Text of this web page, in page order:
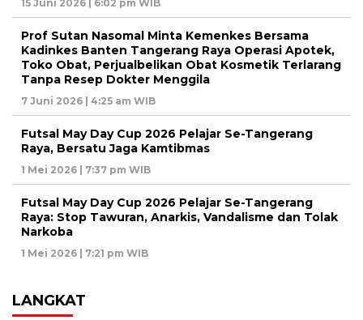
15 Juni 2026 | 6:02 pm WIB
Prof Sutan Nasomal Minta Kemenkes Bersama
Kadinkes Banten Tangerang Raya Operasi Apotek,
Toko Obat, Perjualbelikan Obat Kosmetik Terlarang
Tanpa Resep Dokter Menggila
7 Juni 2026 | 4:25 am WIB
Futsal May Day Cup 2026 Pelajar Se-Tangerang
Raya, Bersatu Jaga Kamtibmas
1 Mei 2026 | 7:37 pm WIB
Futsal May Day Cup 2026 Pelajar Se-Tangerang
Raya: Stop Tawuran, Anarkis, Vandalisme dan Tolak
Narkoba
1 Mei 2026 | 7:21 pm WIB
LANGKAT